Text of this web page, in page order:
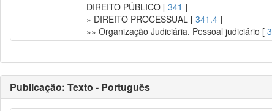
DIREITO PÚBLICO [341 ]
» DIREITO PROCESSUAL [341.4 ]
»» Organização Judiciária. Pessoal judiciário [
Publicação: Texto - Português